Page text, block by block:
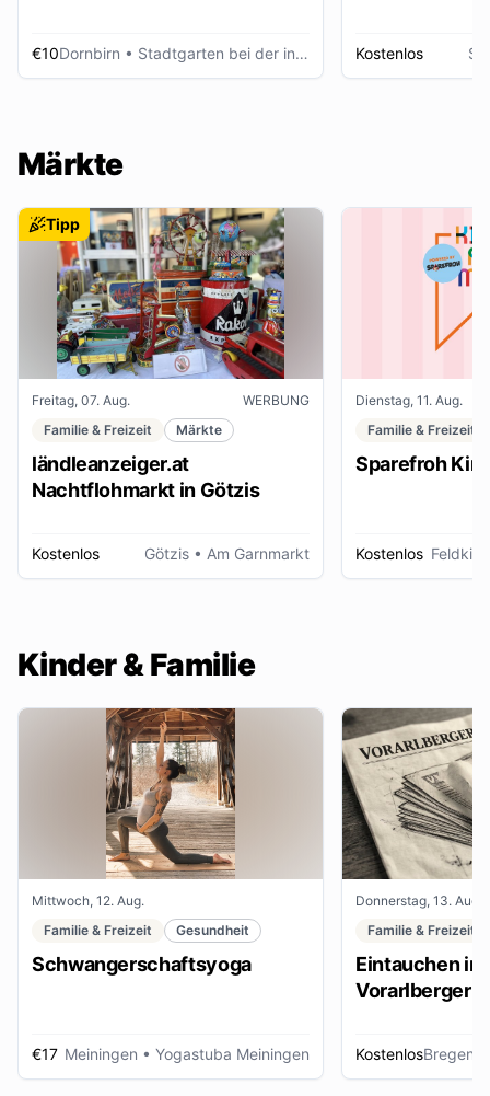
€10Dornbirn • Stadtgarten bei der inatura Kostenlos
Märkte
Tipp
Freitag, 07. Aug.
WERBUNG
Familie & Freizeit
Märkte
ländleanzeiger.at
Nachtflohmarkt in Götzis
Kostenlos Götzis • Am Garnmarkt
Dienstag, 11. Aug.
Familie & Freizeit
Sparefroh
Kostenlos
Kinder & Familie
Mittwoch, 12. Aug.
Familie & Freizeit
Gesundheit
Schwangerschaftsyoga
€17 Meiningen • Yogastuba Meiningen
Donnerstag, 13. Aug.
Familie & Freizeit
Eintauchen in
Vorarlberger
KostenlosBregenz